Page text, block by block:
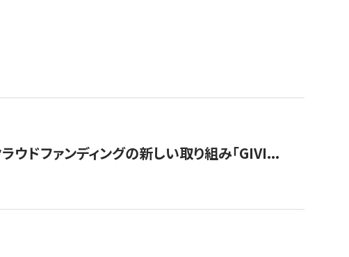
ドファンディングの新しい取り組み「GIVI...